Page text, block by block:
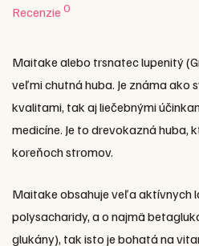
Recenzie 0
Maitake alebo trsnatec lupenitý
veľmi chutná huba. Je známa ako
kvalitami, tak aj liečebnými
medicíne. Je to drevokazná huba,
koreňoch stromov.
Maitake obsahuje veľa aktívnych
polysacharidy, a o najmä
glukány), tak isto je bohatá na